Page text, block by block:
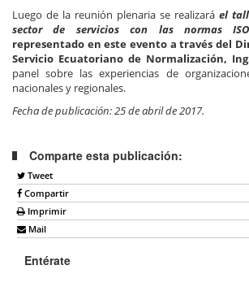
Luego de la reunión plenaria se realizará el
sector de servicios con las normas ISO
representado en este evento a través del
Servicio Ecuatoriano de Normalización,
panel sobre las experiencias de
nacionales y regionales.
Fecha de publicación: 25 de abril de 2017.
Comparte esta publicación:
Tweet
Compartir
Imprimir
Mail
Entérate